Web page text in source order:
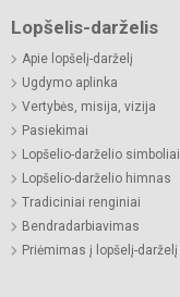
Lopšelis-darželis
Apie lopšelį-darželį
Ugdymo aplinka
Vertybės, misija, vizija
Pasiekimai
Lopšelio-darželio simboliai
Lopšelio-darželio himnas
Tradiciniai renginiai
Bendradarbiavimas
Priėmimas į lopšelį-darželį